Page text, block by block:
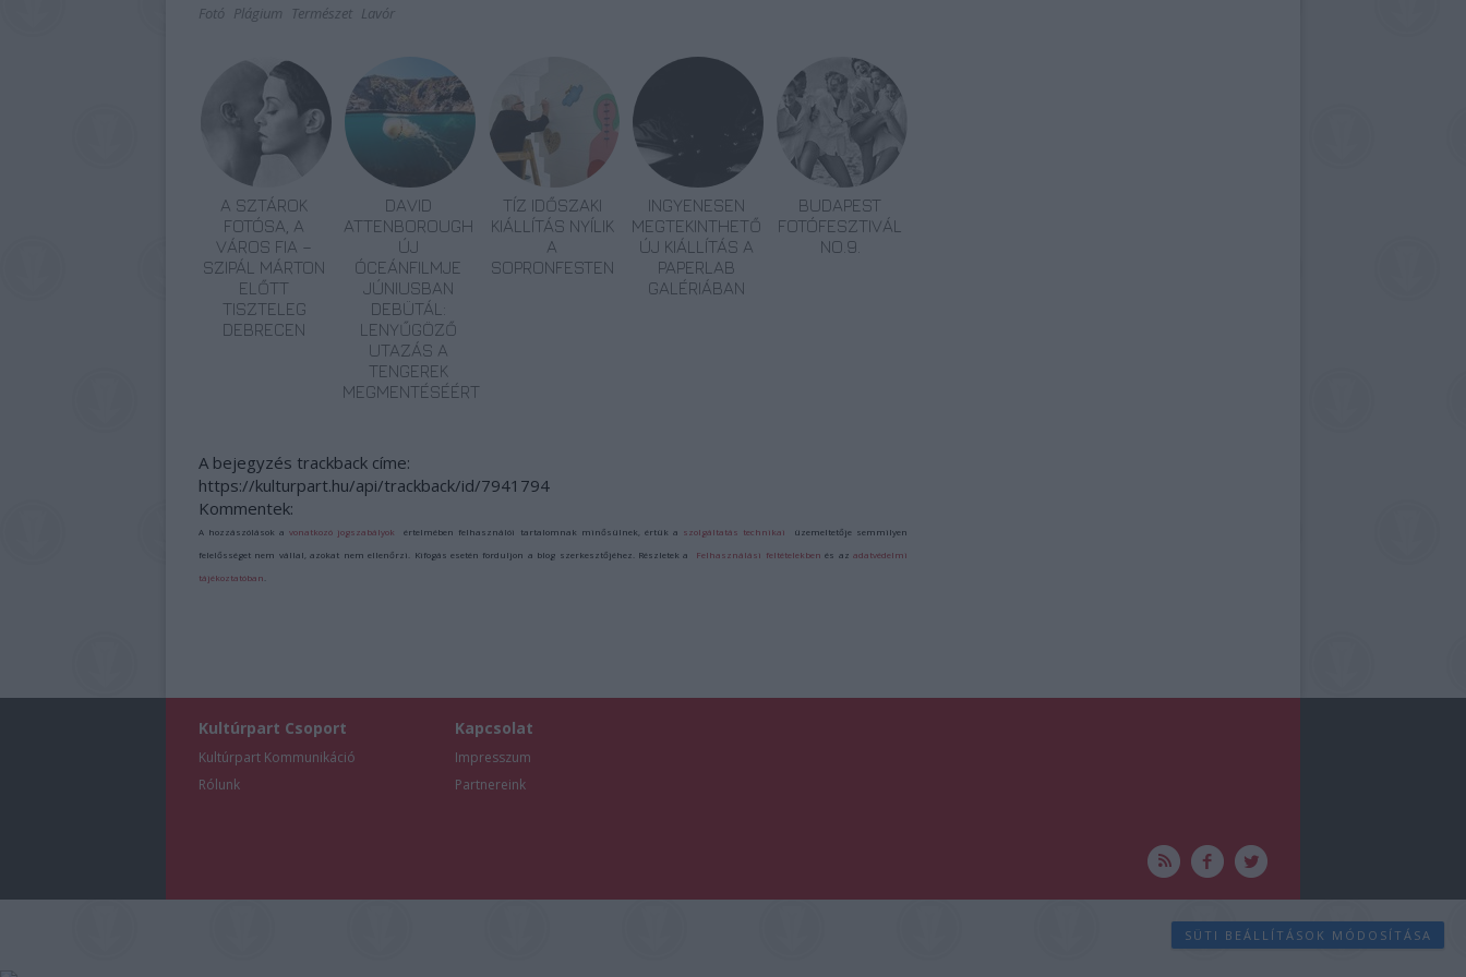
Fotó Plágium Természet Lavór
A SZTÁROK
FOTÓSA, A
VÁROS FIA –
SZIPÁL MÁRTON
ELŐTT
TISZTELEG
DEBRECEN
DAVID
ATTENBOROUGH
ÚJ
ÓCEÁNFILMJE
JÚNIUSBAN
DEBÜTÁL:
LENYŰGÖZŐ
UTAZÁS A
TENGEREK
MEGMENTÉSÉÉRT
TÍZ IDŐSZAKI
KIÁLLÍTÁS NYÍLIK
A
SOPRONFESTEN
INGYENESEN
MEGTEKINTHETŐ
ÚJ KIÁLLÍTÁS A
PAPERLAB
GALÉRIÁBAN
BUDAPEST
FOTÓFESZTIVÁL
NO.9.
A bejegyzés trackback címe:
https://kulturpart.hu/api/trackback/id/7941794
Kommentek:
A hozzászólások avonatkozó jogszabályok értelmében felhasználói tartalomnak minősülnek, értük a szolgáltatás technikai üzemeltetője semmilyen
felelősséget nem vállal, azokat nem ellenőrzi. Kifogás esetén forduljon a blog szerkesztőjéhez. Részletek a Felhasználási feltételekben és azadatvédelmi
tájékoztatóban
Kultúrpart Csoport
Kultúrpart Kommunikáció
Rólunk
Kapcsolat
Impresszum
Partnereink
SÜTI BEÁLLÍTÁSOK MÓDOSÍTÁSA